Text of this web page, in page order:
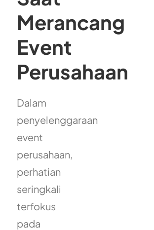
Merancang
Event
Perusahaan
Dalam
penyelenggaraan
event
perusahaan,
perhatian
seringkali
terfokus
pada